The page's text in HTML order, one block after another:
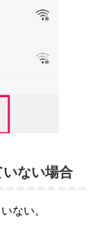
ない場合
ない。